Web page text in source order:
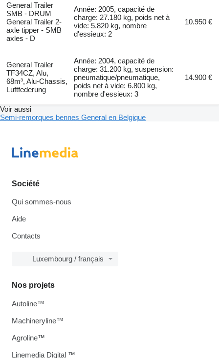
General Trailer
SMB - DRUM
General Trailer 2-
axle tipper - SMB
axles - D
Année: 2005, capacité de
charge: 27.180 kg, poids net à
vide: 5.820 kg, nombre
d'essieux: 2
10.950 €
General Trailer
TF34CZ, Alu,
68m³, Alu-Chassis,
Luftfederung
Année: 2004, capacité de
charge: 31.200 kg, suspension:
pneumatique/pneumatique,
poids net à vide: 6.800 kg,
nombre d'essieux: 3
14.900 €
Voir aussi
Semi-remorques bennes General en Belgique
Société
Qui sommes-nous
Aide
Contacts
Luxembourg / français
Nos projets
Autoline™
Machineryline™
Agroline™
Linemedia Digital ™